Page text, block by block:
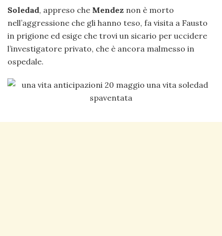
Soledad, appreso che Mendez non è morto
nell’aggressione che gli hanno teso, fa visita a Fausto
in prigione ed esige che trovi un sicario per uccidere
l’investigatore privato, che è ancora malmesso in
ospedale.